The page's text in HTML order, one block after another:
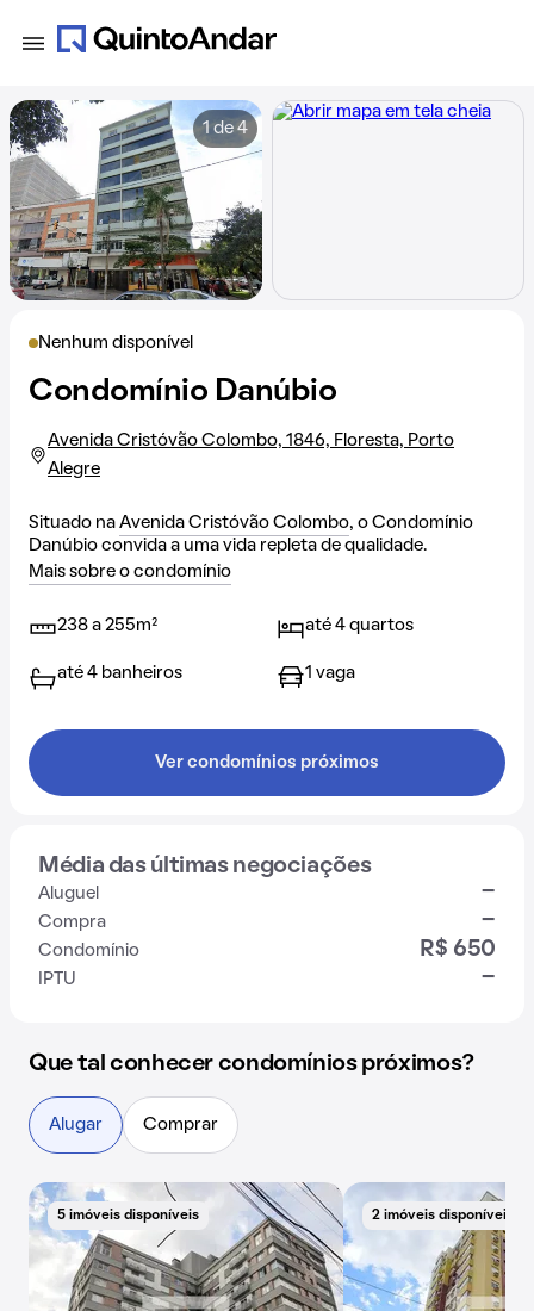
Nenhum disponível
Condomínio Danúbio
Avenida Cristóvão Colombo, 1846, Floresta, Porto
Alegre
Situado na Avenida Cristóvão Colombo, o Condomínio
Danúbio convida a uma vida repleta de qualidade.
Mais sobre o condomínio
238 a 255m² até 4 quartos
até 4 banheiros 1 vaga
Ver condomínios próximos
Média das últimas negociações
Aluguel -
Compra -
Condomínio R$ 650
IPTU -
1 de 4
Que tal conhecer condomínios próximos?
Alugar Comprar
5 imóveis disponíveis 2 imóveis disponíveis